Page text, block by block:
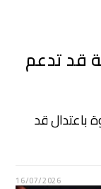
قد تدعم
باعتدال قد
16/07/2026